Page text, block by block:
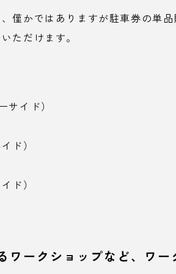
僅かではありますが駐車券の単品
ただけます。
サイド）
ド）
ド）
ワークショップなど、ワー